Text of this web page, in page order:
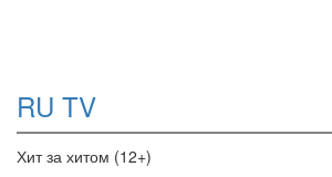
RU TV
Хит за хитом (12+)